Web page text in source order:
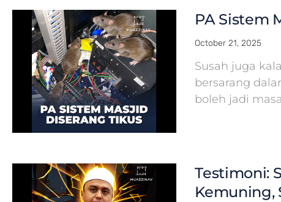
PA Sistem
October 21, 2025
Susah juga
bersarang
boleh jadi
Testimoni:
Kemuning,